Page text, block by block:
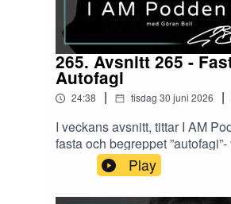
265. Avsnitt 265 -
Autofagi
24:38 | tisdag 30 juni 2026 |
I veckans avsnitt, tittar I AM
fasta och begreppet
forskning säger händer i
mångtusenåriga traditioner har
fastan.
Play